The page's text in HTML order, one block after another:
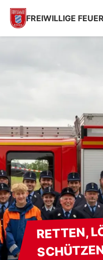
FREIWILLIGE
Feuer in
RETTEN,